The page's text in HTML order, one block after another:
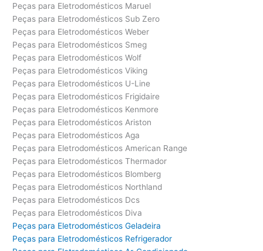
Peças para Eletrodomésticos Maruel
Peças para Eletrodomésticos Sub Zero
Peças para Eletrodomésticos Weber
Peças para Eletrodomésticos Smeg
Peças para Eletrodomésticos Wolf
Peças para Eletrodomésticos Viking
Peças para Eletrodomésticos U-Line
Peças para Eletrodomésticos Frigidaire
Peças para Eletrodomésticos Kenmore
Peças para Eletrodomésticos Ariston
Peças para Eletrodomésticos Aga
Peças para Eletrodomésticos American Range
Peças para Eletrodomésticos Thermador
Peças para Eletrodomésticos Blomberg
Peças para Eletrodomésticos Northland
Peças para Eletrodomésticos Dcs
Peças para Eletrodomésticos Diva
Peças para Eletrodomésticos Geladeira
Peças para Eletrodomésticos Refrigerador